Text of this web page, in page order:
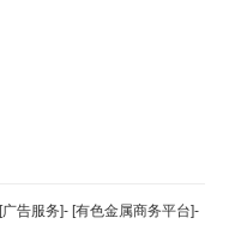
[广告服务]- [有色金属商务平台]-